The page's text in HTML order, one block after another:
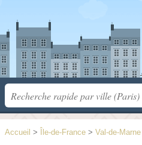
Accueil > Île-de-France > Val-de-Marne